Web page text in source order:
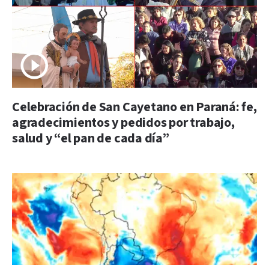
Celebración de San Cayetano en Paraná: fe,
agradecimientos y pedidos por trabajo,
salud y “el pan de cada día”